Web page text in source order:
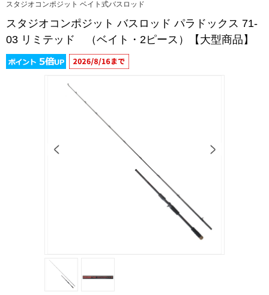
スタジオコンポジット ベイト式バスロッド
スタジオコンポジット バスロッド パラドックス 71-
03 リミテッド （ベイト・2ピース）【大型商品】